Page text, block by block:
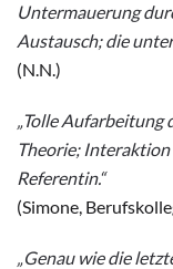
Untermauerung
Austausch; die
(N.N.)
„Tolle Aufarbeitung
Theorie;
Referentin.“
(Simone,
„Genau wie die